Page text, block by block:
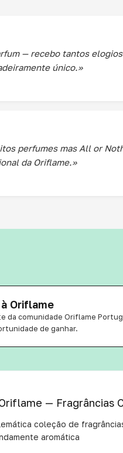
— recebo tantos
único.»
perfumes mas All or
da Oriflame.»
Oriflame
da comunidade Oriflame
de ganhar.
— Fragrâncias
coleção de
aromática